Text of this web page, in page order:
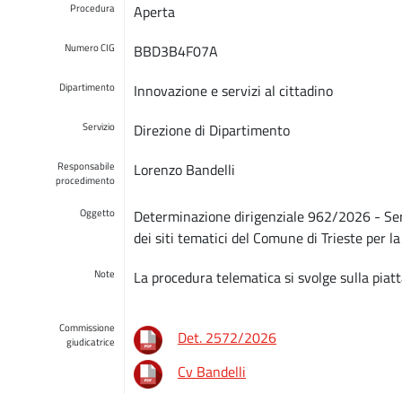
Procedura Aperta
Numero CIG BBD3B4F07A
Dipartimento Innovazione e servizi al cittadino
Servizio Direzione di Dipartimento
Responsabile
procedimento
Lorenzo Bandelli
Oggetto
Determinazione dirigenziale 962/2026 -
dei siti tematici del Comune di Trieste per
Note La procedura telematica si svolge sulla
Commissione
giudicatrice
Det. 2572/2026
Cv Bandelli